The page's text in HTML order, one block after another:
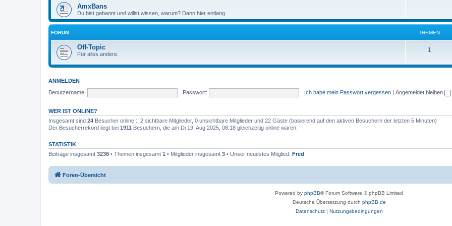
e
n
m
e
n
AmxBans
Du bist gebannt und willst wissen, warum? Dann hier entlang.
FORUM THEMEN
Off-Topic
Für alles andere.
1
m
n
ANMELDEN
Benutzername:
Passwort: Ich habe mein Passwort vergessen | Angemeldet bleiben
WER IST ONLINE?
Insgesamt sind 24 Besucher online :: 2 sichtbare Mitglieder, 0 unsichtbare Mitglieder und 22 Gäste (basierend auf den aktiven Besuchern der letzten 5 Minuten)
Der Besucherrekord liegt bei 1911 Besuchern, die am Di 19. Aug 2025, 08:18 gleichzeitig online waren.
STATISTIK
Beiträge insgesamt 3236 • Themen insgesamt 1 • Mitglieder insgesamt 3 • Unser neuestes Mitglied: Fred
Foren-Übersicht
Powered by phpBB® Forum Software © phpBB Limited
Deutsche Übersetzung durch phpBB.de
Datenschutz| Nutzungsbedingungen